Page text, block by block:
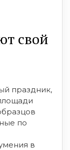
свой
праздник,
по
в